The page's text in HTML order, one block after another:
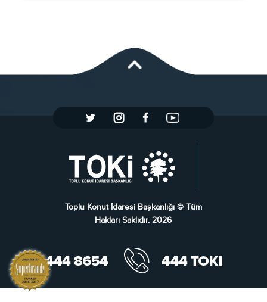
Toplu Konut İdaresi Başkanlığı © Tüm
Hakları Saklıdır. 2026